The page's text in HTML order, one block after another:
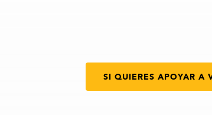
SI QUIERES APOYAR A